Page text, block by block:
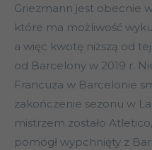
Griezmann jest obecnie
które ma możliwość
a więc kwotę niższą od
od Barcelony w 2019 r.
Francuza w Barcelonie
zakończenie sezonu w
mistrzem zostało
pomógł wypchnięty z